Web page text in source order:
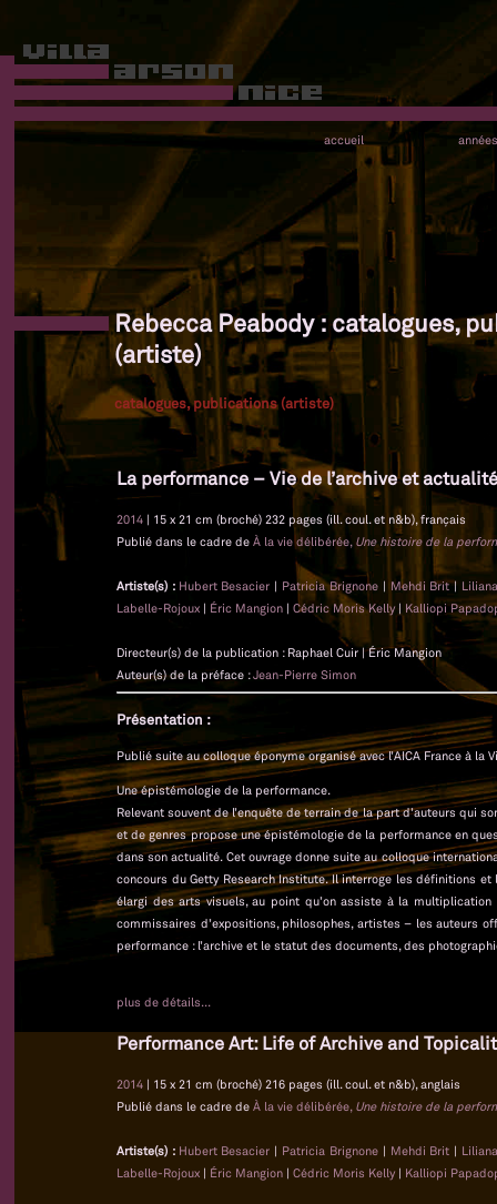
accueil années
Rebecca Peabody : catalogues,
(artiste)
catalogues, publications (artiste)
La performance – Vie de l’archive et actualité
2014 | 15 x 21 cm (broché) 232 pages (ill. coul. et n&b), français
Publié dans le cadre de À la vie délibérée, Une histoire de la
Artiste(s) : Hubert Besacier | Patricia Brignone| Mehdi Brit|
Labelle-Rojoux | Éric Mangion | Cédric Moris Kelly| Kalliopi
Directeur(s) de la publication : Raphael Cuir | Éric Mangion
Auteur(s) de la préface :Jean-Pierre Simon
Présentation :
Publié suite au colloque éponyme organisé avec l’AICA France à la
Une épistémologie de la performance.
Relevant souvent de l’enquête de terrain de la part d’auteurs qui
et de genres propose une épistémologie de la performance en
dans son actualité. Cet ouvrage donne suite au colloque
concours du Getty Research Institute. Il interroge les définitions
élargi des arts visuels, au point qu’on assiste à la
commissaires d’expositions, philosophes, artistes – les auteurs
performance : l’archive et le statut des documents, des
plus de détails...
Performance Art: Life of Archive and
2014 | 15 x 21 cm (broché) 216 pages (ill. coul. et n&b), anglais
Publié dans le cadre de À la vie délibérée, Une histoire de la
Artiste(s) : Hubert Besacier | Patricia Brignone| Mehdi Brit |
Labelle-Rojoux | Éric Mangion | Cédric Moris Kelly | Kalliopi